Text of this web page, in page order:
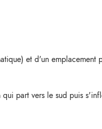
et d'un
part vers le sud puis